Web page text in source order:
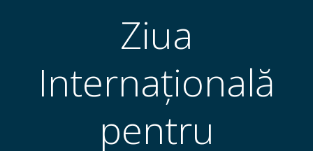
Ziua
Internațională
pentru